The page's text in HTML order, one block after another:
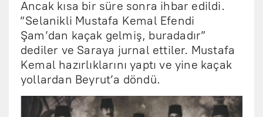
Ancak kısa bir süre sonra ihbar edildi.
“Selanikli Mustafa Kemal Efendi
Şam’dan kaçak gelmiş, buradadır”
dediler ve Saraya jurnal ettiler. Mustafa
Kemal hazırlıklarını yaptı ve yine kaçak
yollardan Beyrut’a döndü.